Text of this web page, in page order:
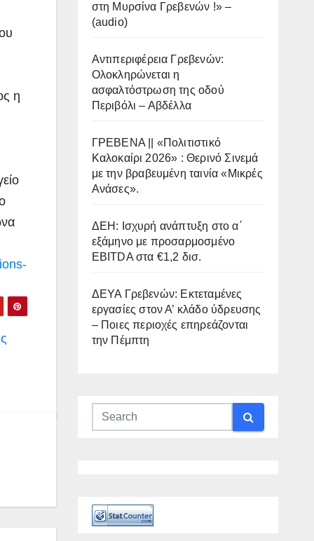
η
στη Μυρσίνα Γρεβενών !» –
(audio)
Αντιπεριφέρεια Γρεβενών:
Ολοκληρώνεται η
ασφαλτόστρωση της οδού
Περιβόλι – Αβδέλλα
ΓΡΕΒΕΝΑ || «Πολιτιστικό
Καλοκαίρι 2026» : Θερινό Σινεμά
με την βραβευμένη ταινία «Μικρές
Ανάσες».
ΔΕΗ: Ισχυρή ανάπτυξη στο α΄
εξάμηνο με προσαρμοσμένο
EBITDA στα €1,2 δισ.
ΔΕΥΑ Γρεβενών: Εκτεταμένες
εργασίες στον Α’ κλάδο ύδρευσης
– Ποιες περιοχές επηρεάζονται
την Πέμπτη